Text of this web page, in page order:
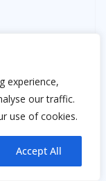
experience,
our traffic.
use of cookies.
Accept All
Внутри —
же, как тот,
были исписаны
странные